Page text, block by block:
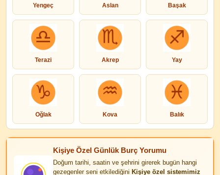
Yengeç Aslan Başak
Terazi Akrep Yay
Oğlak Kova Balık
Kişiye Özel Günlük Burç Yorumu
Doğum tarihi, saatin ve şehrini girerek bugün hangi
gezegenler seni etkilediğini Kişiye özel sistemimiz